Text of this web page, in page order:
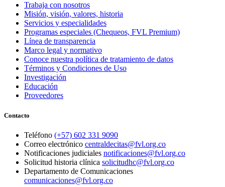
Trabaja con nosotros
Misión, visión, valores, historia
Servicios y especialidades
Programas especiales (Chequeos, FVL Premium)
Línea de transparencia
Marco legal y normativo
Conoce nuestra política de tratamiento de datos
Términos y Condiciones de Uso
Investigación
Educación
Proveedores
Contacto
Teléfono (+57) 602 331 9090
Correo electrónico centraldecitas@fvl.org.co
Notificaciones judiciales notificaciones@fvl.org.co
Solicitud historia clínica solicitudhc@fvl.org.co
Departamento de Comunicaciones
comunicaciones@fvl.org.co